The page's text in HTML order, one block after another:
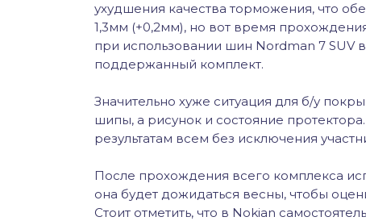
ухудшения качества торможения, что
1,3мм (+0,2мм), но вот время
при использовании шин Nordman 7 SUV
поддержанный комплект.
Значительно хуже ситуация для б/у
шипы, а рисунок и состояние
результатам всем без исключения
После прохождения всего комплекса
она будет дожидаться весны, чтобы
Стоит отметить, что в Nokian